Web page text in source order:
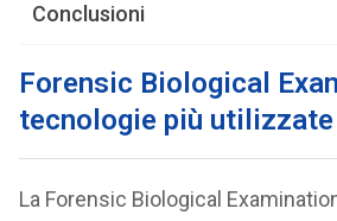
Conclusioni
Forensic Biological
tecnologie più utilizzate
La Forensic Biological